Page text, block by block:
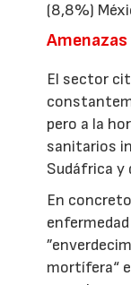
(8,8%)
El sector
pero a la
sanitarios
Sudáfrica y
En
mortífera“